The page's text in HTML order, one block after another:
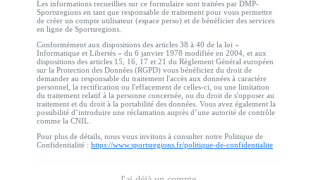
Les informations recueillies sur ce formulaire sont traitées par DMP-
Sportsregions en tant que responsable de traitement pour vous permettre
de créer un compte utilisateur (espace perso) et de bénéficier des services
en ligne de Sportsregions.
Conformément aux dispositions des articles 38 à 40 de la loi «
Informatique et Libertés » du 6 janvier 1978 modifiée en 2004, et aux
dispositions des articles 15, 16, 17 et 21 du Règlement Général européen
sur la Protection des Données (RGPD) vous bénéficiez du droit de
demander au responsable du traitement l'accès aux données à caractère
personnel, la rectification ou l'effacement de celles-ci, ou une limitation
du traitement relatif à la personne concernée, ou du droit de s'opposer au
traitement et du droit à la portabilité des données. Vous avez également la
possibilité d’introduire une réclamation auprès d’une autorité de contrôle
comme la CNIL.
Pour plus de détails, nous vous invitons à consulter notre Politique de
Confidentialité : https://www.sportsregions.fr/politique-de-confidentialite